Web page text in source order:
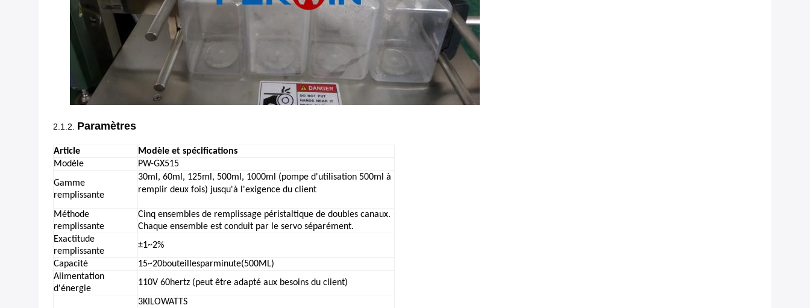
2.1.2. Paramètres
Article
Modèle et spécifications
Modèle
PW-GX515
Gamme
remplissante
30ml, 60ml, 125ml, 500ml, 1000ml (pompe d'utilisation 500ml à
remplir deux fois) jusqu'à l'exigence du client
Méthode
remplissante
Cinq ensembles de remplissage péristaltique de doubles canaux.
Chaque ensemble est conduit par le servo séparément.
Exactitude
remplissante
±1~2%
Capacité
15~20bouteillesparminute(500ML)
Alimentation
d'énergie
110V 60hertz (peut être adapté aux besoins du client)
3KILOWATTS